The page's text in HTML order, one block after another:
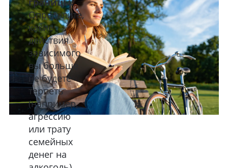
Определите,
какие
действия
зависимого
вы больше
не будете
терпеть
(например,
агрессию
или трату
семейных
денег на